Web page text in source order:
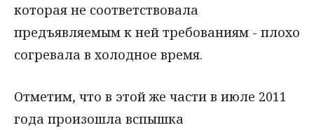
которая не соответствовала
предъявляемым к ней требованиям - плохо
согревала в холодное время.
Отметим, что в этой же части в июле 2011
года произошла вспышка